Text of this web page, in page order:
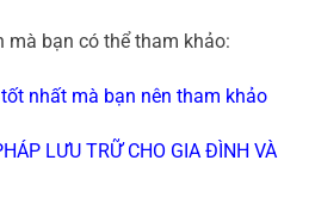
mà bạn có thể tham khảo:
nhất mà bạn nên tham khảo
LƯU TRỮ CHO GIA ĐÌNH VÀ